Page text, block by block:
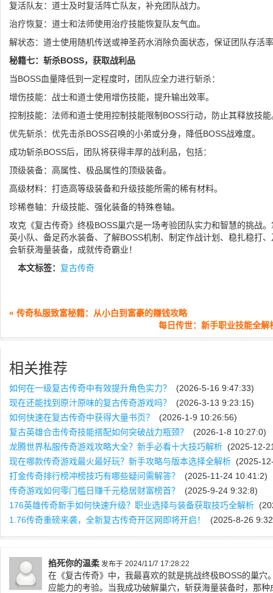
复活队友：道士及时复活阵亡队友，补充团队战力。
治疗恢复：道士和法师使用治疗技能恢复队友气血。
解状态：道士使用随机传送或神圣药水消除负面状态，保证团队存活
秘籍七：斩杀BOSS，获取战利品
当BOSS血量降低到一定程度时，团队应全力进行斩杀：
增伤技能：战士和道士使用增伤技能，提升输出效率。
控制技能：法师和道士使用控制技能限制BOSS行动，防止其释放技能
优先斩杀：优先击杀BOSS召唤的小弟或分身，降低BOSS战难度。
成功斩杀BOSS后，团队将获得丰厚的战利品，包括：
顶级装备：高属性、极品属性的顶级装备。
高级材料：打造高等级装备和升级技能所需的稀有材料。
珍稀卷轴：升级技能、强化装备的特殊卷轴。
攻克《复古传奇》终极BOSS巢穴是一场考验团队实力和智慧的挑战
英小队、备足药水装备、了解BOSS机制、制定作战计划、稳扎稳打
会斩获海量装备，成就传奇霸业！
本文标签： 复古传奇
« 传奇私服致富秘籍：从小白到富豪的赚钱攻略
每日传世：新手职业技能全
相关推荐
如何在一级复古传奇中有效提升角色实力？
(2026-5-16 9:47:33)
现在还能找到原汁原味的复古传奇游戏吗？
(2026-3-13 9:23:15)
如何快速在复古传奇中获得大量书页？
(2026-1-9 10:26:56)
复古英雄合击传奇技能搭配如何突破战力瓶颈？
(2026-1-8 10:27:0)
龙腾世界私服传奇游戏攻略大全？新手必看十大技巧解析 (2025-12-
现在哪款传奇游戏最火最好玩？新手攻略与版本选择全解析 (2025-
打金传奇排行榜冲榜技巧有哪些疑问需解答？
(2025-11-24 10:41:2)
传奇游戏如何零门槛日赚千元稳居财富榜首？
(2025-9-24 9:32:8)
176英雄传奇新手如何快速升级？职业选择与装备获取技巧全解析
1.76传奇重磅来袭，全新复古传奇开区网即将开启！
(2025-8-26
掐死你的温柔 发布于 2024/11/7 17:28:22
在《复古传奇》中，我最喜欢的就是挑战终极BOSS的巢穴
应能力的考验。当我成功破解巢穴，斩获海量装备时，那